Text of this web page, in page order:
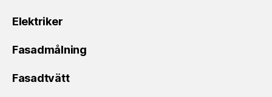
Elektriker
Fasadmålning
Fasadtvätt